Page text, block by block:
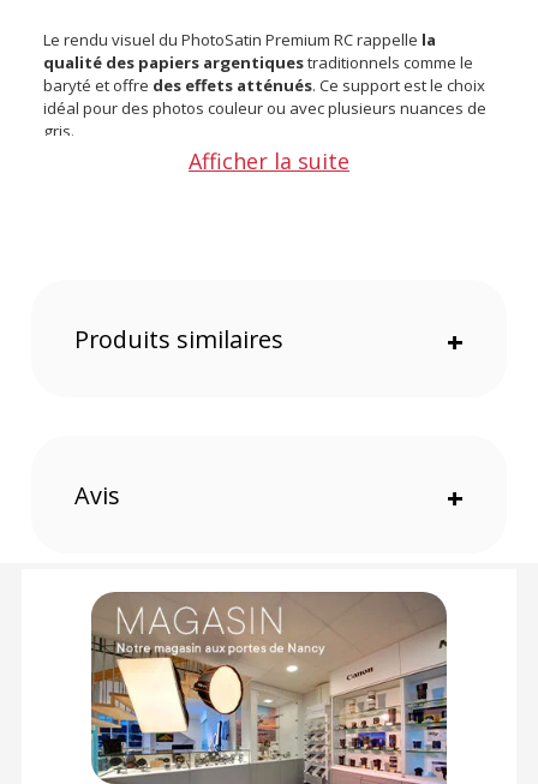
Le rendu visuel du PhotoSatin Premium RC rappelle la
qualité des papiers argentiquestraditionnels comme le
baryté et offre des effets atténués. Ce support est le choix
idéal pour des photos couleur ou avec plusieurs nuances de
gris.
Caractéristiques du papier photo CANSON Infinity
feuilles :3148952310116
sur les produits de moins de 1m et moins de 20Kg.
(2) Nombre de points Fidélité estimés, hors remises au panier, basé
sur le prix TTC en €, les points seront effectivement calculés dans le
Afficher la suite
Produits similaires +
Avis +